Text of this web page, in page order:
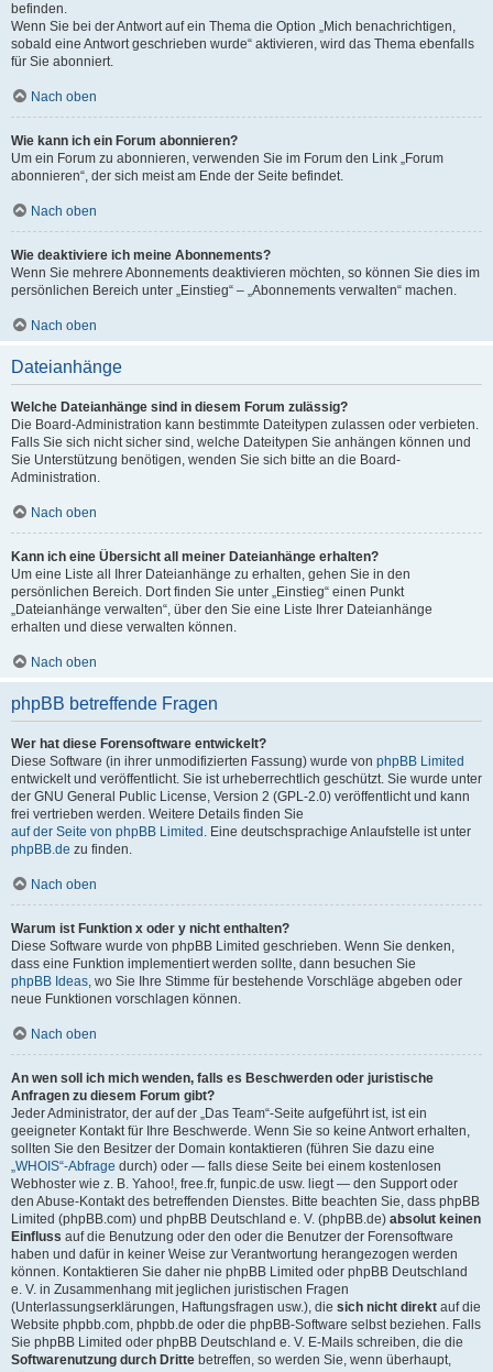
befinden.
Wenn Sie bei der Antwort auf ein Thema die Option „Mich benachrichtigen,
sobald eine Antwort geschrieben wurde“ aktivieren, wird das Thema ebenfalls
für Sie abonniert.
Nach oben
Wie kann ich ein Forum abonnieren?
Um ein Forum zu abonnieren, verwenden Sie im Forum den Link „Forum
abonnieren“, der sich meist am Ende der Seite befindet.
Nach oben
Wie deaktiviere ich meine Abonnements?
Wenn Sie mehrere Abonnements deaktivieren möchten, so können Sie dies im
persönlichen Bereich unter „Einstieg“ – „Abonnements verwalten“ machen.
Nach oben
Dateianhänge
Welche Dateianhänge sind in diesem Forum zulässig?
Die Board-Administration kann bestimmte Dateitypen zulassen oder verbieten.
Falls Sie sich nicht sicher sind, welche Dateitypen Sie anhängen können und
Sie Unterstützung benötigen, wenden Sie sich bitte an die Board-
Administration.
Nach oben
Kann ich eine Übersicht all meiner Dateianhänge erhalten?
Um eine Liste all Ihrer Dateianhänge zu erhalten, gehen Sie in den
persönlichen Bereich. Dort finden Sie unter „Einstieg“ einen Punkt
„Dateianhänge verwalten“, über den Sie eine Liste Ihrer Dateianhänge
erhalten und diese verwalten können.
Nach oben
phpBB betreffende Fragen
Wer hat diese Forensoftware entwickelt?
Diese Software (in ihrer unmodifizierten Fassung) wurde von phpBB Limited
entwickelt und veröffentlicht. Sie ist urheberrechtlich geschützt. Sie wurde unter
der GNU General Public License, Version 2 (GPL-2.0) veröffentlicht und kann
frei vertrieben werden. Weitere Details finden Sie
auf der Seite von phpBB Limited . Eine deutschsprachige Anlaufstelle ist unter
phpBB.de zu finden.
Nach oben
Warum ist Funktion x oder y nicht enthalten?
Diese Software wurde von phpBB Limited geschrieben. Wenn Sie denken,
dass eine Funktion implementiert werden sollte, dann besuchen Sie
phpBB Ideas, wo Sie Ihre Stimme für bestehende Vorschläge abgeben oder
neue Funktionen vorschlagen können.
Nach oben
An wen soll ich mich wenden, falls es Beschwerden oder juristische
Anfragen zu diesem Forum gibt?
Jeder Administrator, der auf der „Das Team“-Seite aufgeführt ist, ist ein
geeigneter Kontakt für Ihre Beschwerde. Wenn Sie so keine Antwort erhalten,
sollten Sie den Besitzer der Domain kontaktieren (führen Sie dazu eine
„WHOIS“-Abfrage durch) oder — falls diese Seite bei einem kostenlosen
Webhoster wie z. B. Yahoo!, free.fr, funpic.de usw. liegt — den Support oder
den Abuse-Kontakt des betreffenden Dienstes. Bitte beachten Sie, dass phpBB
Limited (phpBB.com) und phpBB Deutschland e. V. (phpBB.de) absolut keinen
Einfluss auf die Benutzung oder den oder die Benutzer der Forensoftware
haben und dafür in keiner Weise zur Verantwortung herangezogen werden
können. Kontaktieren Sie daher nie phpBB Limited oder phpBB Deutschland
e. V. in Zusammenhang mit jeglichen juristischen Fragen
(Unterlassungserklärungen, Haftungsfragen usw.), die sich nicht direkt auf die
Website phpbb.com, phpbb.de oder die phpBB-Software selbst beziehen. Falls
Sie phpBB Limited oder phpBB Deutschland e. V. E-Mails schreiben, die die
Softwarenutzung durch Dritte betreffen, so werden Sie, wenn überhaupt,